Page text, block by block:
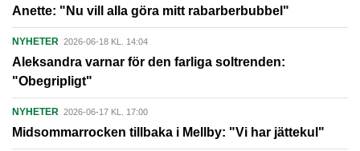
Anette: "Nu vill alla göra mitt rabarberbubbel"
NYHETER 2026-06-18 KL. 14:04
Aleksandra varnar för den farliga soltrenden:
"Obegripligt"
NYHETER 2026-06-17 KL. 17:00
Midsommarrocken tillbaka i Mellby: "Vi har jättekul"